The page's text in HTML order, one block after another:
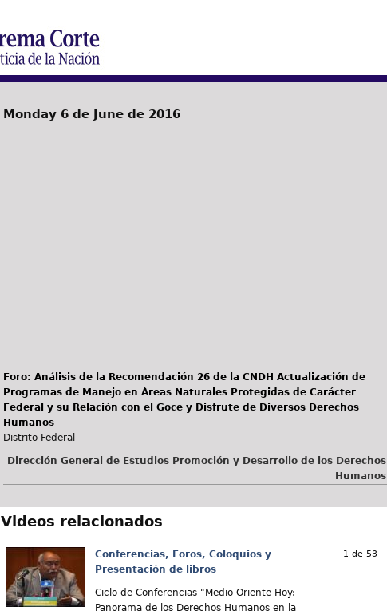
Monday 6 de June de 2016
Foro: Análisis de la Recomendación 26 de la CNDH Actualización de
Programas de Manejo en Áreas Naturales Protegidas de Carácter
Federal y su Relación con el Goce y Disfrute de Diversos Derechos
Humanos
Distrito Federal
Dirección General de Estudios Promoción y Desarrollo de los Derechos
Humanos
Videos relacionados
Conferencias, Foros, Coloquios y
Presentación de libros
Ciclo de Conferencias "Medio Oriente Hoy:
Panorama de los Derechos Humanos en la
1 de 53